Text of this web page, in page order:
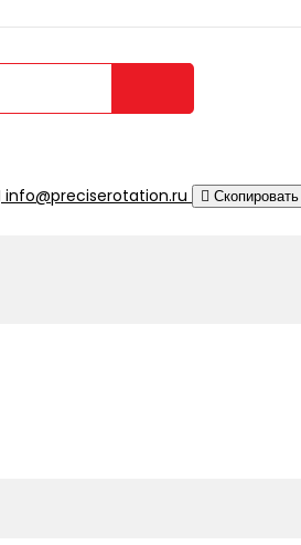
info@preciserotation.ru Скопировать